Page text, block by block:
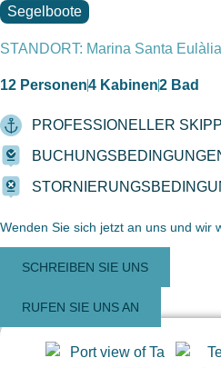
Segelboote
STANDORT: Marina Santa Eulàlia
12 Personen4 Kabinen2 Bad
PROFESSIONELLER
Wenden Sie sich jetzt an uns und wir
SCHREIBEN SIE UNS
RUFEN SIE UNS AN